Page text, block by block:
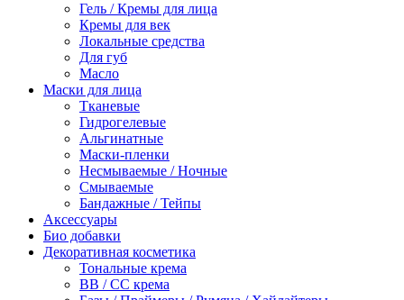
Гель / Кремы для лица
Кремы для век
Локальные средства
Для губ
Масло
Маски для лица
Тканевые
Гидрогелевые
Альгинатные
Маски-пленки
Несмываемые / Ночные
Смываемые
Бандажные / Тейпы
Аксессуары
Био добавки
Декоративная косметика
Тональные крема
BB / СС крема